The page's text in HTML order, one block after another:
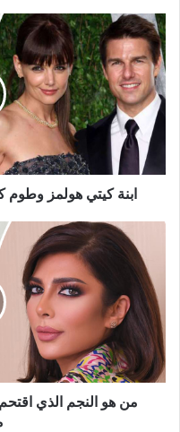
ابنة
كيتي
هولمز
وطوم
كروز
أصبحت
شابة
جميلة
وأنيقة
ابنة كيتي هولمز وطوم
النجم
الذي
اقتحم
بث
أصالة
وأسماء
لمنور
من هو النجم الذي